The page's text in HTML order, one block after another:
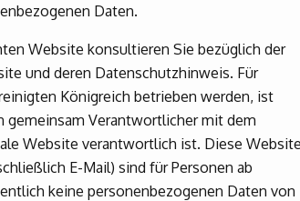
Daten.
Website konsultieren Sie bezüglich der
und deren Datenschutzhinweis. Für
Königreich betrieben werden, ist
gemeinsam Verantwortlicher mit dem
Website verantwortlich ist. Diese
E-Mail) sind für Personen ab
keine personenbezogenen Daten von